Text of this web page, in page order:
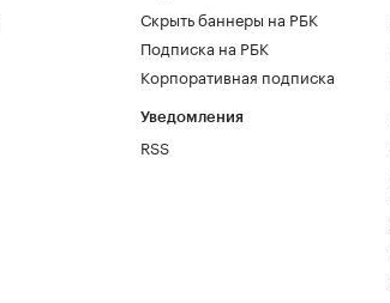
Скрыть баннеры на РБК
Подписка на РБК
Корпоративная подписка
Уведомления
RSS